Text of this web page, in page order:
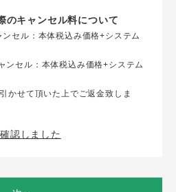
のキャンセル料について
セル：本体税込み価格+システム
ンセル：本体税込み価格+システム
かせて頂いた上でご返金致しま
確認しました